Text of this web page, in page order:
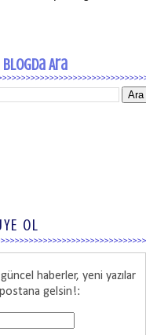
Blogda Ara
OL
haberler, yeni yazılar
gelsin!: